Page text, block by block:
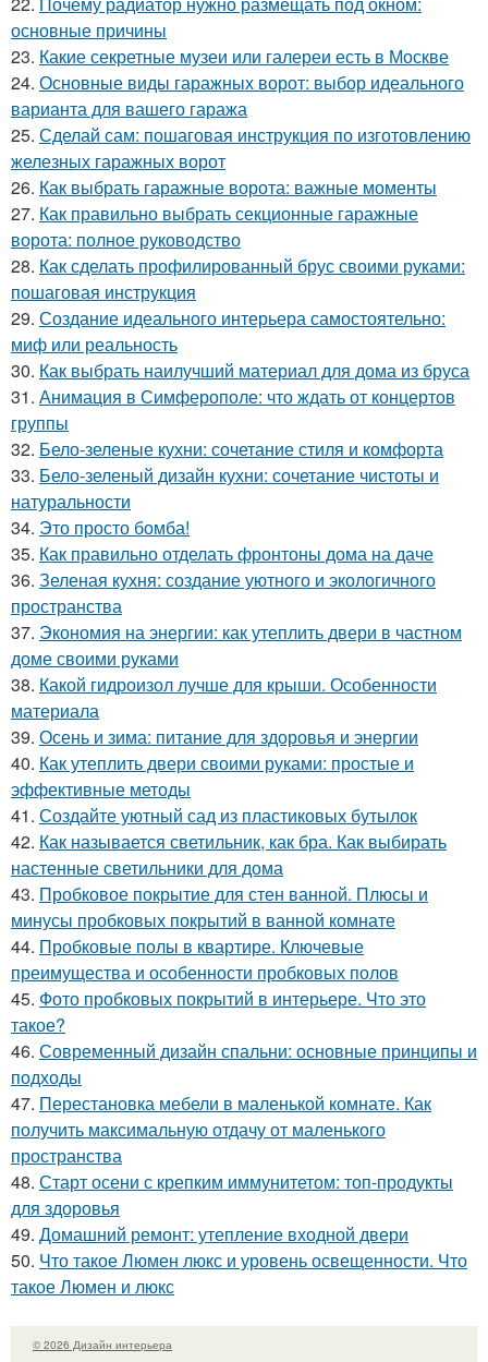
основные причины
23. Какие секретные музеи или галереи есть в Москве
24. Основные виды гаражных ворот: выбор идеального
варианта для вашего гаража
25. Сделай сам: пошаговая инструкция по изготовлению
железных гаражных ворот
26. Как выбрать гаражные ворота: важные моменты
27. Как правильно выбрать секционные гаражные
ворота: полное руководство
28. Как сделать профилированный брус своими руками:
пошаговая инструкция
29. Создание идеального интерьера самостоятельно:
миф или реальность
30. Как выбрать наилучший материал для дома из бруса
31. Анимация в Симферополе: что ждать от концертов
группы
32. Бело-зеленые кухни: сочетание стиля и комфорта
33. Бело-зеленый дизайн кухни: сочетание чистоты и
натуральности
34. Это просто бомба!
35. Как правильно отделать фронтоны дома на даче
36. Зеленая кухня: создание уютного и экологичного
пространства
37. Экономия на энергии: как утеплить двери в частном
доме своими руками
38. Какой гидроизол лучше для крыши. Особенности
материала
39. Осень и зима: питание для здоровья и энергии
40. Как утеплить двери своими руками: простые и
эффективные методы
41. Создайте уютный сад из пластиковых бутылок
42. Как называется светильник, как бра. Как выбирать
настенные светильники для дома
43. Пробковое покрытие для стен ванной. Плюсы и
минусы пробковых покрытий в ванной комнате
44. Пробковые полы в квартире. Ключевые
преимущества и особенности пробковых полов
45. Фото пробковых покрытий в интерьере. Что это
такое?
46. Современный дизайн спальни: основные принципы и
подходы
47. Перестановка мебели в маленькой комнате. Как
получить максимальную отдачу от маленького
пространства
48. Старт осени с крепким иммунитетом: топ-продукты
для здоровья
49. Домашний ремонт: утепление входной двери
50. Что такое Люмен люкс и уровень освещенности. Что
такое Люмен и люкс
© 2026 Дизайн интерьера